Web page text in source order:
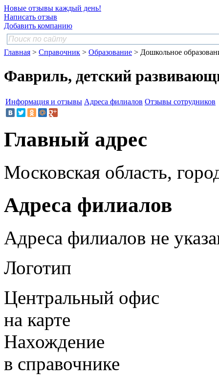
Новые отзывы каждый день!
Написать отзыв
Добавить компанию
Главная > Справочник > Образование > Дошкольное
Фавриль, детский
Информация и отзывы Адреса филиалов Отзывы сотрудников
Главный адрес
Московская область,
Адреса филиалов
Адреса филиалов не
Логотип
Центральный офис
на карте
Нахождение
в справочнике